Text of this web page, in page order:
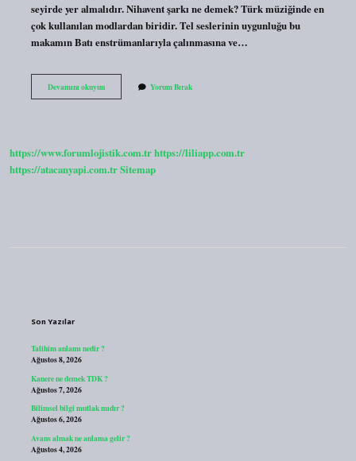
seyirde yer almalıdır. Nihavent şarkı ne demek? Türk müziğinde en
çok kullanılan modlardan biridir. Tel seslerinin uygunluğu bu
makamın Batı enstrümanlarıyla çalınmasına ve…
Devamını okuyunNihavend
Ne
Yorum Bırak
https://www.forumlojistik.com.trhttps://liliapp.com.tr
https://atacanyapi.com.trSitemap
Son Yazılar
Talihim anlamı nedir ?
Ağustos 8, 2026
Kanere ne demek TDK ?
Ağustos 7, 2026
Bilimsel bilgi mutlak mıdır ?
Ağustos 6, 2026
Avans almak ne anlama gelir ?
Ağustos 4, 2026